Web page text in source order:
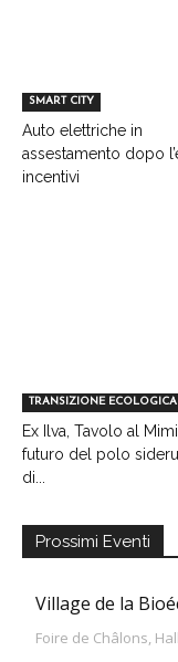
SMART CITY
Auto elettriche in
assestamento dopo
incentivi
TRANSIZIONE ECOLOGICA
Ex Ilva, Tavolo al
futuro del polo
di...
Prossimi Eventi
Village de la
Foire de Châlons,